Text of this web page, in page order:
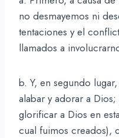
no desmayemos ni
tentaciones y el
llamados a
b. Y, en segundo
alabar y adorar a
glorificar a Dios en
cual fuimos creados),